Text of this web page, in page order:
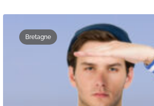
Bretagne